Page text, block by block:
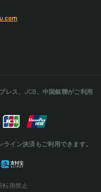
レス、JCB、中国銀聯がご利用
イン決済もご利用できます。
用禁止